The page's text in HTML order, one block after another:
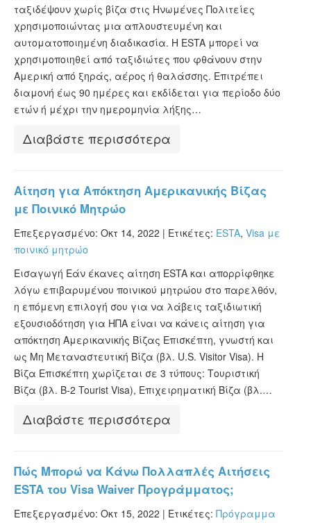
ταξιδέψουν χωρίς βίζα στις Ηνωμένες Πολιτείες
χρησιμοποιώντας μια απλουστευμένη και
αυτοματοποιημένη διαδικασία. Η ESTA μπορεί να
χρησιμοποιηθεί από ταξιδιώτες που φθάνουν στην
Αμερική από ξηράς, αέρος ή θαλάσσης. Επιτρέπει
διαμονή έως 90 ημέρες και εκδίδεται για περίοδο δύο
ετών ή μέχρι την ημερομηνία λήξης…
Διαβάστε περισσότερα
Αίτηση για Απόκτηση Αμερικανικής Βίζας
με Ποινικό Μητρώο
Επεξεργασμένο: Οκτ 14, 2022 | Ετικέτες: ESTA, Visa με
ποινικό μητρώο
Εισαγωγή Εάν έκανες αίτηση ESTA και απορρίφθηκε
λόγω επιβαρυμένου ποινικού μητρώου στο παρελθόν,
η επόμενη επιλογή σου για να λάβεις ταξιδιωτική
εξουσιοδότηση για ΗΠΑ είναι να κάνεις αίτηση για
απόκτηση Αμερικανικής Βίζας Επισκέπτη, γνωστή και
ως Μη Μεταναστευτική Βίζα (βλ. U.S. Visitor Visa). Η
Βίζα Επισκέπτη χωρίζεται σε 3 τύπους: Τουριστική
Βίζα (βλ. B-2 Tourist Visa), Επιχειρηματική Βίζα (βλ.…
Διαβάστε περισσότερα
Πώς Μπορώ να Κάνω Πολλαπλές Αιτήσεις
ESTA του Visa Waiver Προγράμματος;
Επεξεργασμένο: Οκτ 15, 2022 | Ετικέτες: Πρόγραμμα